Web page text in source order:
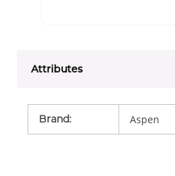
Attributes
Brand: Aspen